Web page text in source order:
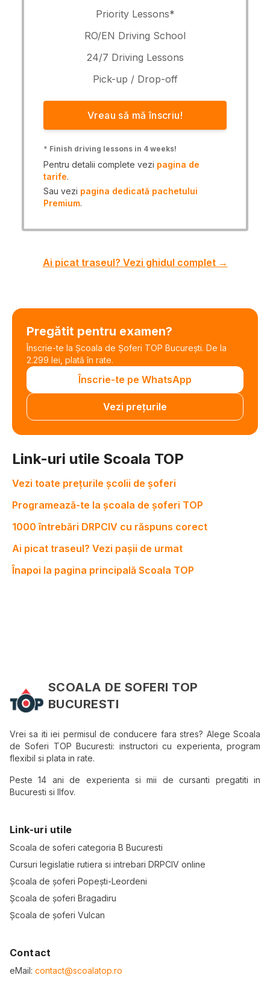
Priority Lessons*
RO/EN Driving School
24/7 Driving Lessons
Pick-up / Drop-off
Vreau să mă înscriu!
* Finish driving lessons in 4 weeks!
Pentru detalii complete vezi pagina de
tarife.
Sau vezi pagina dedicată pachetului
Premium.
Ai picat traseul? Vezi ghidul complet →
Pregătit pentru examen?
Înscrie-te la Școala de Șoferi TOP București. De la
2.299 lei, plată în rate.
Înscrie-te pe WhatsApp
Vezi prețurile
Link-uri utile Scoala TOP
Vezi toate prețurile școlii de șoferi
Programează-te la școala de șoferi TOP
1000 întrebări DRPCIV cu răspuns corect
Ai picat traseul? Vezi pașii de urmat
Înapoi la pagina principală Scoala TOP
SCOALA DE SOFERI TOP
BUCURESTI
Vrei sa iti iei permisul de conducere fara stres? Alege Scoala
de Soferi TOP Bucuresti: instructori cu experienta, program
flexibil si plata in rate.
Peste 14 ani de experienta si mii de cursanti pregatiti in
Bucuresti si Ilfov.
Link-uri utile
Scoala de soferi categoria B Bucuresti
Cursuri legislatie rutiera si intrebari DRPCIV online
Școala de șoferi Popești-Leordeni
Școala de șoferi Bragadiru
Școala de șoferi Vulcan
Contact
eMail: contact@scoalatop.ro